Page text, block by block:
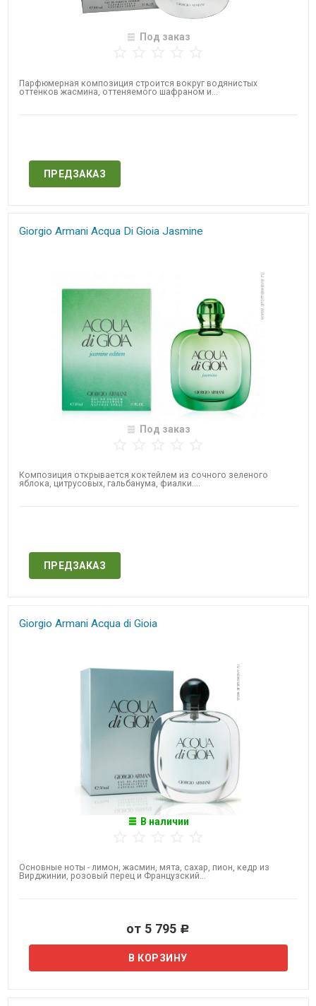
Под заказ
Парфюмерная композиция строится вокруг водянистых
оттенков жасмина, оттеняемого шафраном и...
ПРЕДЗАКАЗ
Giorgio Armani Acqua Di Gioia Jasmine
Под заказ
Композиция открывается коктейлем из сочного зеленого
яблока, цитрусовых, гальбанума, фиалки....
ПРЕДЗАКАЗ
Giorgio Armani Acqua di​ Gioia
В наличии
Основные ноты - лимон, жасмин, мята, сахар, пион, кедр из
Вирджинии, розовый перец и Французский...
от 5 795 Р